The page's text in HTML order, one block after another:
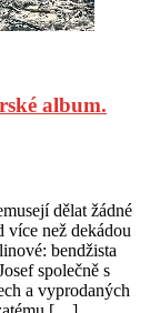
album.
dělat žádné
než dekádou
bendžista
společně s
a vyprodaných